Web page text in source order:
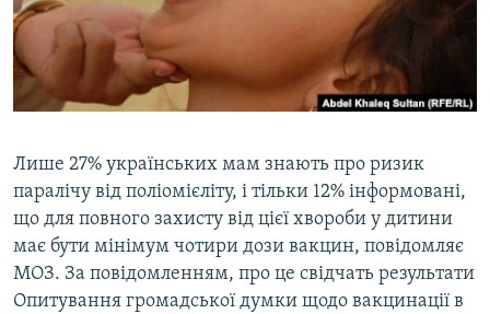
СПЕЦПРОЄКТИ
ПОДКАСТИ
РУС
УКР
КТАТ
ДОЛУЧАЙСЯ!
Лише 27% українських мам знають про ризик
паралічу від поліомієліту, і тільки 12% інформовані,
що для повного захисту від цієї хвороби у дитини
має бути мінімум чотири дози вакцин, повідомляє
МОЗ. За повідомленням, про це свідчать результати
Опитування громадської думки щодо вакцинації в